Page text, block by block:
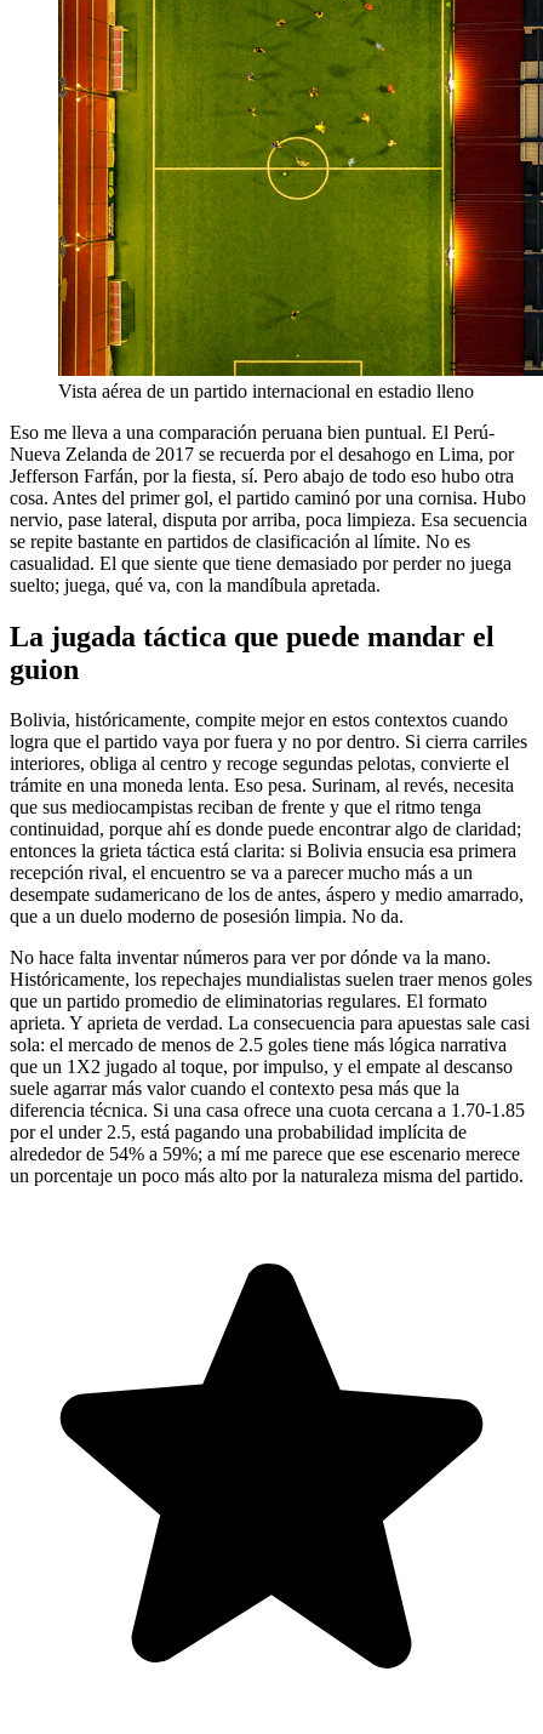
Vista aérea de un partido internacional en estadio lleno
Eso me lleva a una comparación peruana bien puntual. El Perú-
Nueva Zelanda de 2017 se recuerda por el desahogo en Lima, por
Jefferson Farfán, por la fiesta, sí. Pero abajo de todo eso hubo otra
cosa. Antes del primer gol, el partido caminó por una cornisa. Hubo
nervio, pase lateral, disputa por arriba, poca limpieza. Esa secuencia
se repite bastante en partidos de clasificación al límite. No es
casualidad. El que siente que tiene demasiado por perder no juega
suelto; juega, qué va, con la mandíbula apretada.
La jugada táctica que puede mandar el
guion
Bolivia, históricamente, compite mejor en estos contextos cuando
logra que el partido vaya por fuera y no por dentro. Si cierra carriles
interiores, obliga al centro y recoge segundas pelotas, convierte el
trámite en una moneda lenta. Eso pesa. Surinam, al revés, necesita
que sus mediocampistas reciban de frente y que el ritmo tenga
continuidad, porque ahí es donde puede encontrar algo de claridad;
entonces la grieta táctica está clarita: si Bolivia ensucia esa primera
recepción rival, el encuentro se va a parecer mucho más a un
desempate sudamericano de los de antes, áspero y medio amarrado,
que a un duelo moderno de posesión limpia. No da.
No hace falta inventar números para ver por dónde va la mano.
Históricamente, los repechajes mundialistas suelen traer menos goles
que un partido promedio de eliminatorias regulares. El formato
aprieta. Y aprieta de verdad. La consecuencia para apuestas sale casi
sola: el mercado de menos de 2.5 goles tiene más lógica narrativa
que un 1X2 jugado al toque, por impulso, y el empate al descanso
suele agarrar más valor cuando el contexto pesa más que la
diferencia técnica. Si una casa ofrece una cuota cercana a 1.70-1.85
por el under 2.5, está pagando una probabilidad implícita de
alrededor de 54% a 59%; a mí me parece que ese escenario merece
un porcentaje un poco más alto por la naturaleza misma del partido.